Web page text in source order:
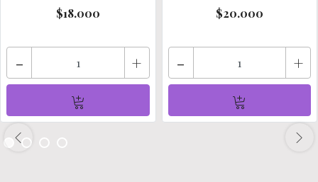
$18.000
- +
$20.000
- +